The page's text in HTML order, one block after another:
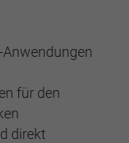
für den
direkt